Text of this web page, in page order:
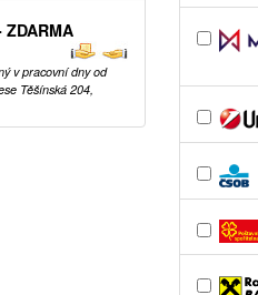
v pracovní dny od
Těšínská 204,